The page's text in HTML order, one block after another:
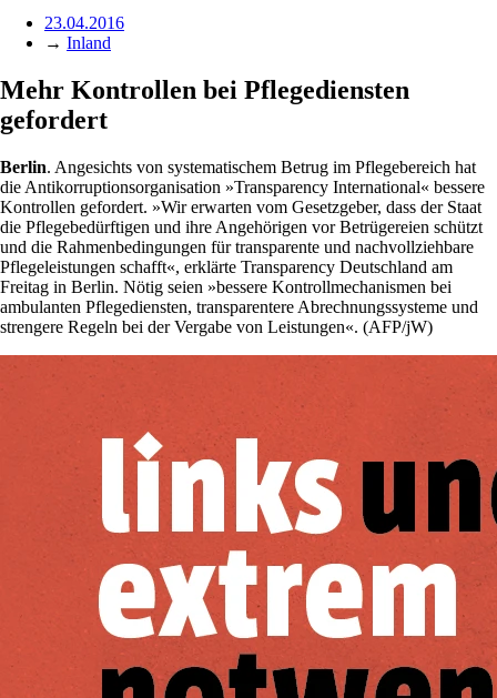
23.04.2016
→ Inland
Mehr Kontrollen bei Pflegediensten
gefordert
Berlin. Angesichts von systematischem Betrug im Pflegebereich hat
die Antikorruptionsorganisation »Transparency International« bessere
Kontrollen gefordert. »Wir erwarten vom Gesetzgeber, dass der Staat
die Pflegebedürftigen und ihre Angehörigen vor Betrügereien schützt
und die Rahmenbedingungen für transparente und nachvollziehbare
Pflegeleistungen schafft«, erklärte Transparency Deutschland am
Freitag in Berlin. Nötig seien »bessere Kontrollmechanismen bei
ambulanten Pflegediensten, transparentere Abrechnungssysteme und
strengere Regeln bei der Vergabe von Leistungen«. (AFP/jW)